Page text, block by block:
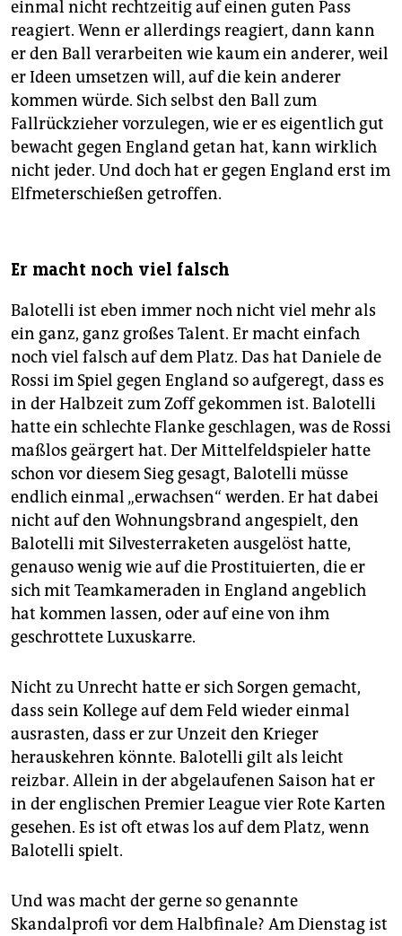
einmal nicht rechtzeitig auf einen guten Pass
reagiert. Wenn er allerdings reagiert, dann kann
er den Ball verarbeiten wie kaum ein anderer, weil
er Ideen umsetzen will, auf die kein anderer
kommen würde. Sich selbst den Ball zum
Fallrückzieher vorzulegen, wie er es eigentlich gut
bewacht gegen England getan hat, kann wirklich
nicht jeder. Und doch hat er gegen England erst im
Elfmeterschießen getroffen.
Er macht noch viel falsch
Balotelli ist eben immer noch nicht viel mehr als
ein ganz, ganz großes Talent. Er macht einfach
noch viel falsch auf dem Platz. Das hat Daniele de
Rossi im Spiel gegen England so aufgeregt, dass es
in der Halbzeit zum Zoff gekommen ist. Balotelli
hatte ein schlechte Flanke geschlagen, was de Rossi
maßlos geärgert hat. Der Mittelfeldspieler hatte
schon vor diesem Sieg gesagt, Balotelli müsse
endlich einmal „erwachsen“ werden. Er hat dabei
nicht auf den Wohnungsbrand angespielt, den
Balotelli mit Silvesterraketen ausgelöst hatte,
genauso wenig wie auf die Prostituierten, die er
sich mit Teamkameraden in England angeblich
hat kommen lassen, oder auf eine von ihm
geschrottete Luxuskarre.
Nicht zu Unrecht hatte er sich Sorgen gemacht,
dass sein Kollege auf dem Feld wieder einmal
ausrasten, dass er zur Unzeit den Krieger
herauskehren könnte. Balotelli gilt als leicht
reizbar. Allein in der abgelaufenen Saison hat er
in der englischen Premier League vier Rote Karten
gesehen. Es ist oft etwas los auf dem Platz, wenn
Balotelli spielt.
Und was macht der gerne so genannte
Skandalprofi vor dem Halbfinale? Am Dienstag ist